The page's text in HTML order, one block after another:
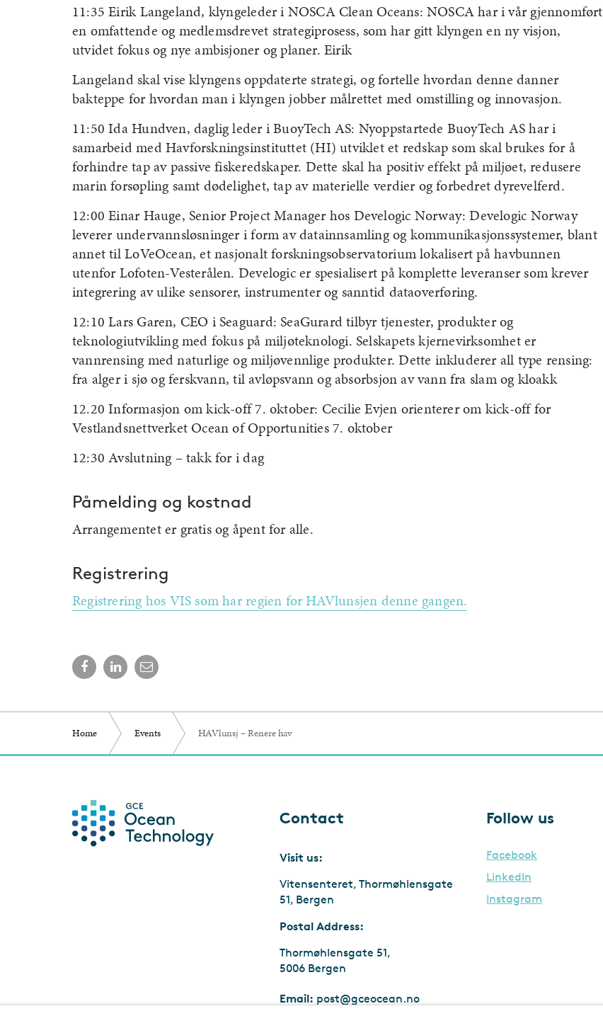
11:35 Eirik Langeland, klyngeleder i NOSCA Clean Oceans: NOSCA har i vår gjennomført
en omfattende og medlemsdrevet strategiprosess, som har gitt klyngen en ny visjon,
utvidet fokus og nye ambisjoner og planer. Eirik
Langeland skal vise klyngens oppdaterte strategi, og fortelle hvordan denne danner
bakteppe for hvordan man i klyngen jobber målrettet med omstilling og innovasjon.
11:50 Ida Hundven, daglig leder i BuoyTech AS: Nyoppstartede BuoyTech AS har i
samarbeid med Havforskningsinstituttet (HI) utviklet et redskap som skal brukes for å
forhindre tap av passive fiskeredskaper. Dette skal ha positiv effekt på miljøet, redusere
marin forsøpling samt dødelighet, tap av materielle verdier og forbedret dyrevelferd.
12:00 Einar Hauge, Senior Project Manager hos Develogic Norway: Develogic Norway
leverer undervannsløsninger i form av datainnsamling og kommunikasjonssystemer, blant
annet til LoVeOcean, et nasjonalt forskningsobservatorium lokalisert på havbunnen
utenfor Lofoten-Vesterålen. Develogic er spesialisert på komplette leveranser som krever
integrering av ulike sensorer, instrumenter og sanntid dataoverføring.
12:10 Lars Garen, CEO i Seaguard: SeaGurard tilbyr tjenester, produkter og
teknologiutvikling med fokus på miljøteknologi. Selskapets kjernevirksomhet er
vannrensing med naturlige og miljøvennlige produkter. Dette inkluderer all type rensing:
fra alger i sjø og ferskvann, til avløpsvann og absorbsjon av vann fra slam og kloakk
12.20 Informasjon om kick-off 7. oktober: Cecilie Evjen orienterer om kick-off for
Vestlandsnettverket Ocean of Opportunities 7. oktober
12:30 Avslutning – takk for i dag
Påmelding og kostnad
Arrangementet er gratis og åpent for alle.
Registrering
Registrering hos VIS som har regien for HAVlunsjen denne gangen.
Home Events HAVlunsj – Renere hav
Contact
Visit us:
Vitensenteret, Thormøhlensgate
51, Bergen
Postal Address:
Thormøhlensgate 51,
5006 Bergen
Email: post@gceocean.no
Follow us
Facebook
LinkedIn
Instagram